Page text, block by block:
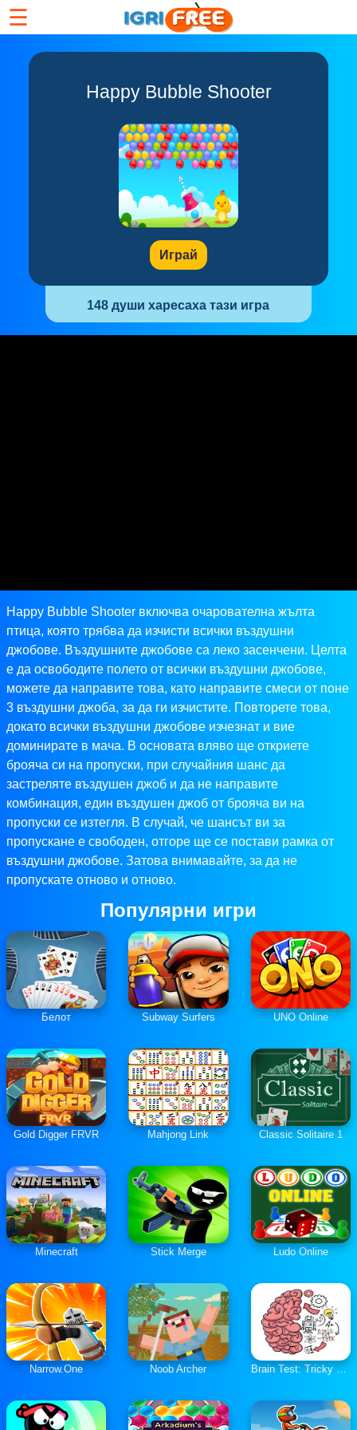
☰
Happy Bubble Shooter
Играй
148 души харесаха тази игра
Happy Bubble Shooter включва очарователна жълта
птица, която трябва да изчисти всички въздушни
джобове. Въздушните джобове са леко засенчени. Целта
е да освободите полето от всички въздушни джобове,
можете да направите това, като направите смеси от поне
3 въздушни джоба, за да ги изчистите. Повторете това,
докато всички въздушни джобове изчезнат и вие
доминирате в мача. В основата вляво ще откриете
брояча си на пропуски, при случайния шанс да
застреляте въздушен джоб и да не направите
комбинация, един въздушен джоб от брояча ви на
пропуски се изтегля. В случай, че шансът ви за
пропускане е свободен, отгоре ще се постави рамка от
въздушни джобове. Затова внимавайте, за да не
пропускате отново и отново.
Популярни игри
Белот Subway Surfers UNO Online
Gold Digger FRVR Mahjong Link Classic Solitaire 1
Minecraft Stick Merge Ludo Online
Narrow.One Noob Archer Brain Test: Tricky Puzzles